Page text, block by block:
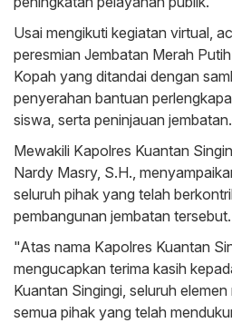
Usai mengikuti kegiatan virtual,
peresmian Jembatan Merah
Kopah yang ditandai dengan
penyerahan bantuan
siswa, serta peninjauan jembatan.
Mewakili Kapolres Kuantan
Nardy Masry, S.H.,
seluruh pihak yang telah
pembangunan jembatan tersebut.
"Atas nama Kapolres Kuantan
mengucapkan terima kasih
Kuantan Singingi, seluruh
semua pihak yang telah